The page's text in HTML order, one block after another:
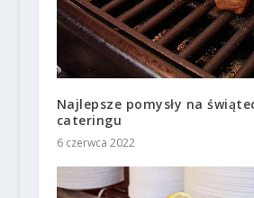
Najlepsze pomysły na
cateringu
6 czerwca 2022